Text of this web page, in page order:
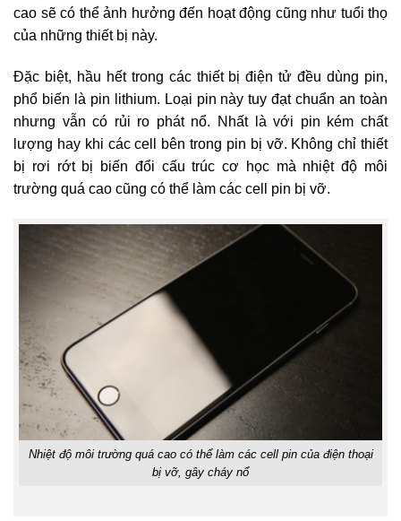
cao sẽ có thể ảnh hưởng đến hoạt động cũng như tuổi thọ
của những thiết bị này.
Đặc biệt, hầu hết trong các thiết bị điện tử đều dùng pin,
phổ biến là pin lithium. Loại pin này tuy đạt chuẩn an toàn
nhưng vẫn có rủi ro phát nổ. Nhất là với pin kém chất
lượng hay khi các cell bên trong pin bị vỡ. Không chỉ thiết
bị rơi rớt bị biến đổi cấu trúc cơ học mà nhiệt độ môi
trường quá cao cũng có thể làm các cell pin bị vỡ.
Nhiệt độ môi trường quá cao có thể làm các cell pin của điện thoại
bị vỡ, gây cháy nổ